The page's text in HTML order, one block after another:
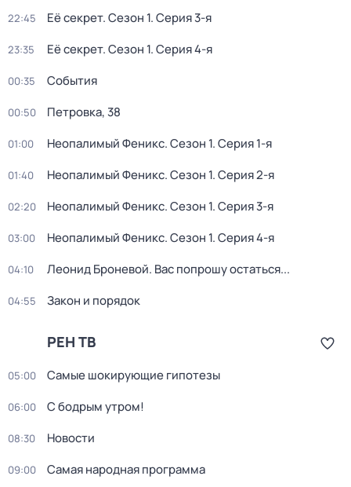
22:45 Её секрет. Сезон 1. Серия 3-я
23:35 Её секрет. Сезон 1. Серия 4-я
00:35 События
00:50 Петровка, 38
01:00 Неопалимый Феникс. Сезон 1. Серия 1-я
01:40 Неопалимый Феникс. Сезон 1. Серия 2-я
02:20 Неопалимый Феникс. Сезон 1. Серия 3-я
03:00 Неопалимый Феникс. Сезон 1. Серия 4-я
04:10 Леонид Броневой. Вас попрошу остаться...
04:55 Закон и порядок
РЕН ТВ
05:00 Самые шoкиpующие гипотезы
06:00 С бодрым утром!
08:30 Новости
09:00 Самая народная программа